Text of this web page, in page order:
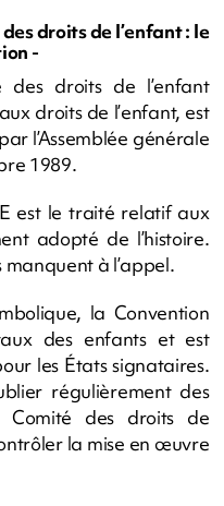
droits de l’enfant : le
-
des droits de l’enfant
droits de l’enfant, est
l’Assemblée générale
1989.
est le traité relatif aux
adopté de l’histoire.
manquent à l’appel.
la Convention
des enfants et est
les États signataires.
régulièrement des
des droits de
la mise en œuvre